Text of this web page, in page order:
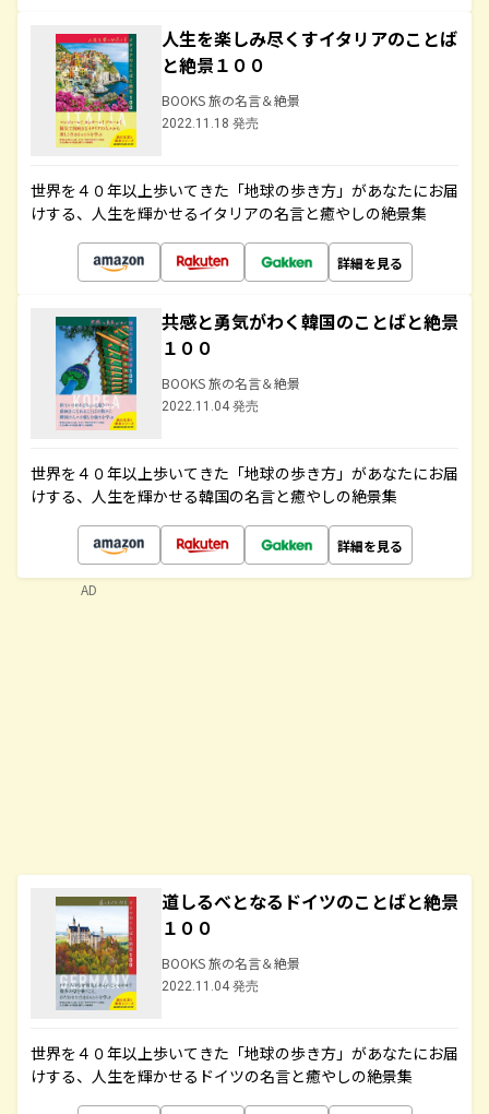
人生を楽しみ尽くすイタリアのことば
と絶景１００
BOOKS 旅の名言＆絶景
2022.11.18 発売
世界を４０年以上歩いてきた「地球の歩き方」があなたにお届
けする、人生を輝かせるイタリアの名言と癒やしの絶景集
詳細を見る
共感と勇気がわく韓国のことばと絶景
１００
BOOKS 旅の名言＆絶景
2022.11.04 発売
世界を４０年以上歩いてきた「地球の歩き方」があなたにお届
けする、人生を輝かせる韓国の名言と癒やしの絶景集
詳細を見る
道しるべとなるドイツのことばと絶景
１００
BOOKS 旅の名言＆絶景
2022.11.04 発売
世界を４０年以上歩いてきた「地球の歩き方」があなたにお届
けする、人生を輝かせるドイツの名言と癒やしの絶景集
AD